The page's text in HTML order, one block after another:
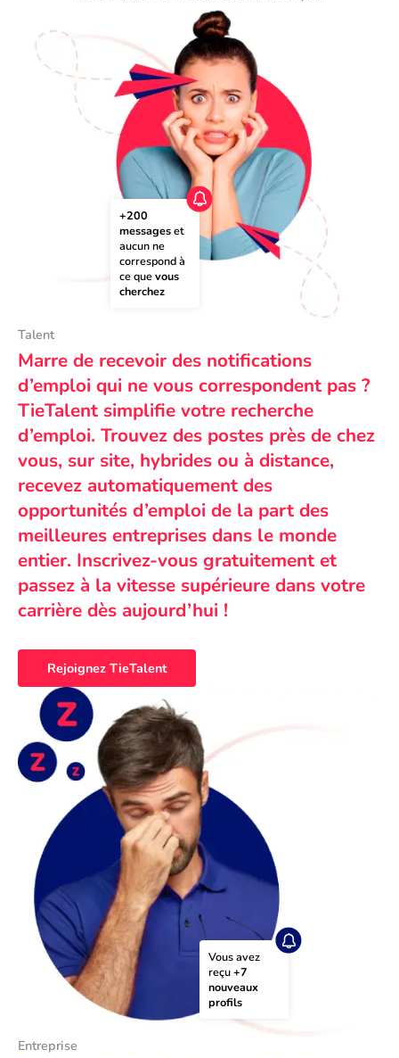
+200
messages et
aucun ne
correspond à
ce que vous
cherchez
Talent
Marre de recevoir des notifications
d’emploi qui ne vous correspondent pas ?
TieTalent simplifie votre recherche
d’emploi. Trouvez des postes près de chez
vous, sur site, hybrides ou à distance,
recevez automatiquement des
opportunités d’emploi de la part des
meilleures entreprises dans le monde
entier. Inscrivez-vous gratuitement et
passez à la vitesse supérieure dans votre
carrière dès aujourd’hui !
Rejoignez TieTalent
Vous avez
reçu +7
nouveaux
profils
Entreprise